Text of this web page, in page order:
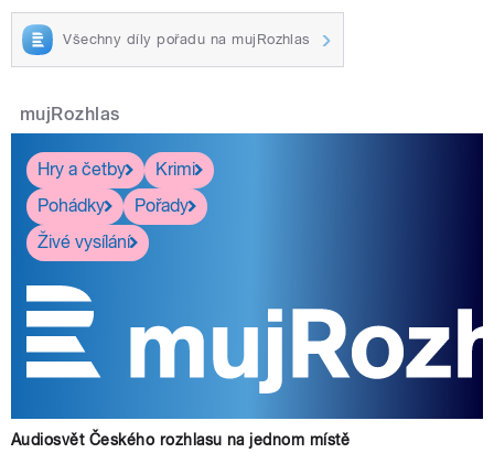
Všechny díly pořadu na mujRozhlas
mujRozhlas
Hry a četby
Krimi
Pohádky
Pořady
Živé vysílání
Audiosvět Českého rozhlasu na jednom místě